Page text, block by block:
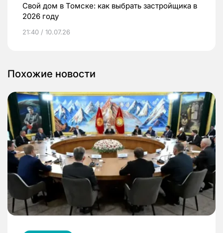
Свой дом в Томске: как выбрать застройщика в
2026 году
21:40 / 10.07.26
Похожие новости